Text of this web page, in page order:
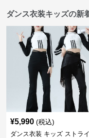
ダンス衣装キッズの新
¥5,990 (税込)
ダンス衣装 キッズ ストラ